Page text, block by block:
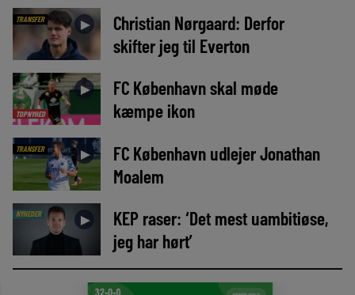
TRANSFER ►
Christian Nørgaard: Derfor
skifter jeg til Everton
TOPNYHED
►
FC København skal møde
kæmpe ikon
TRANSFER ►
FC København udlejer Jonathan
Moalem
NYHEDER ►
KEP raser: ‘Det mest uambitiøse,
jeg har hørt’